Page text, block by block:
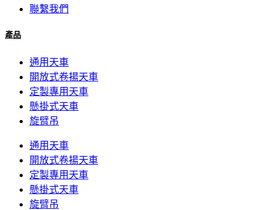
聯繫我們
產品
通用天車
開放式卷揚天車
定製專用天車
懸掛式天車
旋臂吊
通用天車
開放式卷揚天車
定製專用天車
懸掛式天車
旋臂吊